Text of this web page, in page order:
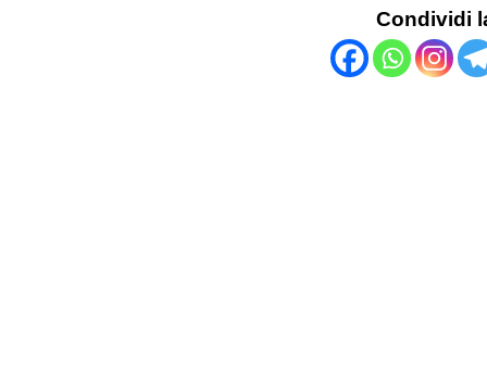
Condividi